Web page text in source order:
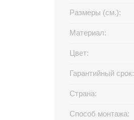
Размеры (см.):
Материал:
Цвет:
Гарантийный срок:
Страна:
Способ монтажа: